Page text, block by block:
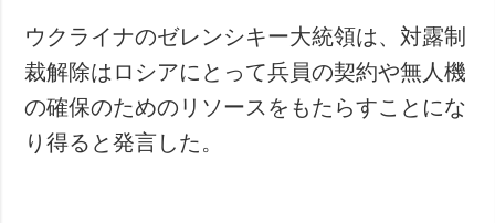
ウクライナのゼレンシキー大統領は、対露制
裁解除はロシアにとって兵員の契約や無人機
の確保のためのリソースをもたらすことにな
り得ると発言した。